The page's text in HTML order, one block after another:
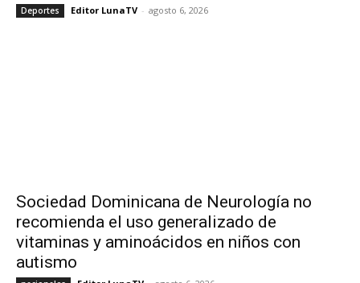
Deportes Editor LunaTV - agosto 6, 2026
Sociedad Dominicana de Neurología no
recomienda el uso generalizado de
vitaminas y aminoácidos en niños con
autismo